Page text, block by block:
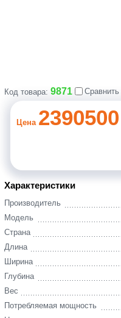
Код товара: 9871 Сравнить
Цена 2390500
Характеристики
Производитель
Модель
Страна
Длина
Ширина
Глубина
Вес
Потребляемая мощность